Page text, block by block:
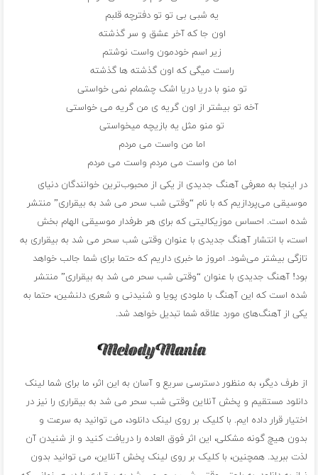
یه شبی بی تو تو دفترچه قلبم
اون جا که آخر عشق و سر گذشته
زیر اسم خودمون واست نوشتم
راست میگی که اون گذشته ها گذشته
تو منو با دریا دریا اشک چشمام نمی خواستی
آخه تو بیشتر از اون گریه ی من گریه می خواستی
تو منو مثل یه بازیچه میخواستی
اما من واست می مردم
اما من واست می مردم واست می مردم
در اینجا به معرفی آهنگ جدیدی از یکی از محبوب‌ترین خوانندگان دنیای
موسیقی می‌پردازیم که با نام “وقتی شب سحر می شد به بیقراری” منتشر
شده است. احساس موزیکالیتی که برای هر طرفدار موسیقی الهام بخش
است، با انتشار آهنگ جدیدی با عنوان وقتی شب سحر می شد به بیقراری به
تازگی بیشتر می‌شود. امروز ما خبری داریم که حتما برای شما جالب خواهد
بود! آهنگ جدیدی با عنوان “وقتی شب سحر می شد به بیقراری” منتشر
شده است که این آهنگ با ملودی پویا و شنیدنی و شعری دلنشین، حتما به
یکی از آهنگ‌های مورد علاقه شما تبدیل خواهد شد.
از طرف دیگر، به منظور دسترسی سریع و آسان به این اثر، ما برای شما لینک
دانلود مستقیم و پخش آنلاین وقتی شب سحر می شد به بیقراری را نیز در
اختیار قرار داده ایم. با کلیک بر روی لینک دانلود، می توانید به سرعت و
بدون هیچ گونه مشکلی، این اثر فوق العاده را دریافت کنید و از شنیدن آن
لذت ببرید. همچنین، با کلیک بر روی لینک پخش آنلاین، می توانید بدون